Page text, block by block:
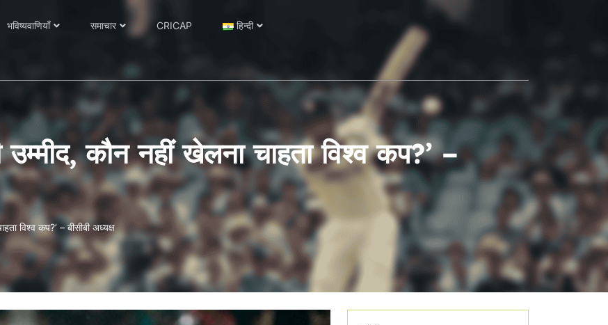
भविष्यवाणियाँ समाचार CRICAP हिन्दी
कौन नहीं खेलना चाहता विश्व कप?’ –
विश्व कप?’ – बीसीबी अध्यक्ष